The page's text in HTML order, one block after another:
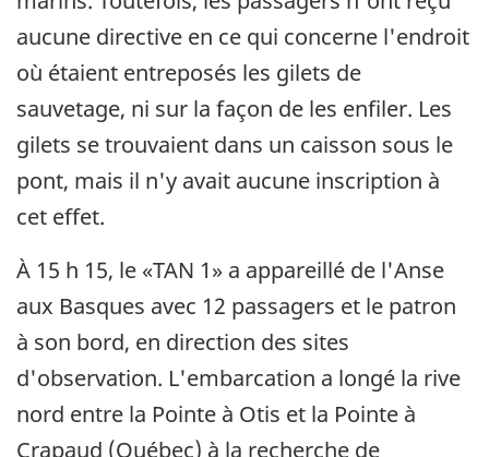
aucune directive en ce qui concerne l'endroit
où étaient entreposés les gilets de
sauvetage, ni sur la façon de les enfiler. Les
gilets se trouvaient dans un caisson sous le
pont, mais il n'y avait aucune inscription à
cet effet.
À 15 h 15, le «TAN 1» a appareillé de l'Anse
aux Basques avec 12 passagers et le patron
à son bord, en direction des sites
d'observation. L'embarcation a longé la rive
nord entre la Pointe à Otis et la Pointe à
Crapaud (Québec) à la recherche de